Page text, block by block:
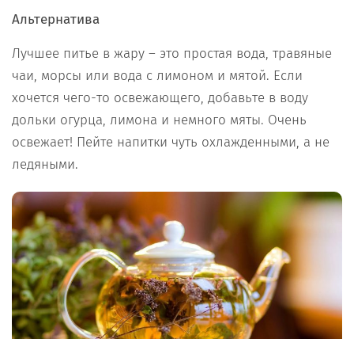
Альтернатива
Лучшее питье в жару – это простая вода, травяные
чаи, морсы или вода с лимоном и мятой. Если
хочется чего-то освежающего, добавьте в воду
дольки огурца, лимона и немного мяты. Очень
освежает! Пейте напитки чуть охлажденными, а не
ледяными.